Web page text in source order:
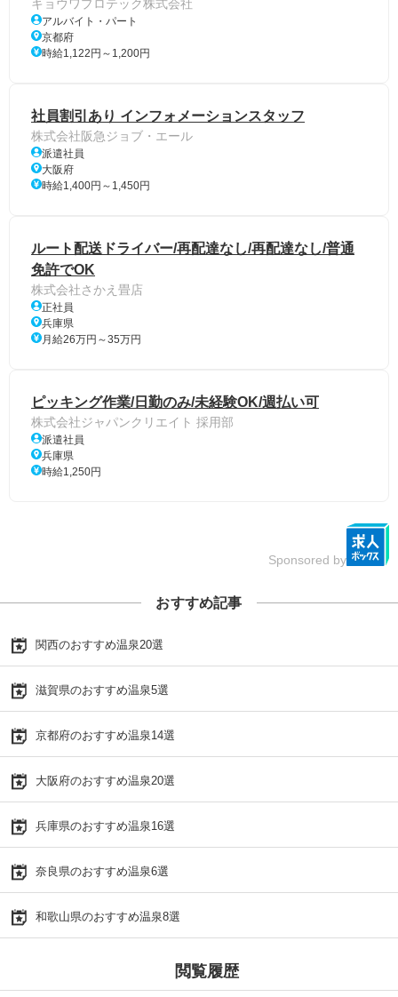
キョウワプロテック株式会社
アルバイト・パート
京都府
時給1,122円～1,200円
社員割引あり インフォメーションスタッフ
株式会社阪急ジョブ・エール
派遣社員
大阪府
時給1,400円～1,450円
ルート配送ドライバー/再配達なし/再配達なし/普通
免許でOK
株式会社さかえ畳店
正社員
兵庫県
月給26万円～35万円
ピッキング作業/日勤のみ/未経験OK/週払い可
株式会社ジャパンクリエイト 採用部
派遣社員
兵庫県
時給1,250円
Sponsored by
おすすめ記事
関西のおすすめ温泉20選
滋賀県のおすすめ温泉5選
京都府のおすすめ温泉14選
大阪府のおすすめ温泉20選
兵庫県のおすすめ温泉16選
奈良県のおすすめ温泉6選
和歌山県のおすすめ温泉8選
閲覧履歴